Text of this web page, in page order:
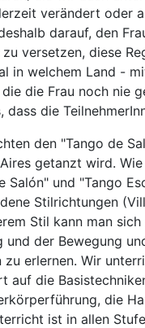
verändert oder
darauf, den
versetzen, diese
in welchem Land -
die Frau noch nie
die
den "Tango de
getanzt wird.
Salón" und "Tango
Stilrichtungen
Stil kann man sich
und der Bewegung
zu erlernen. Wir
auf die
die
ist in allen